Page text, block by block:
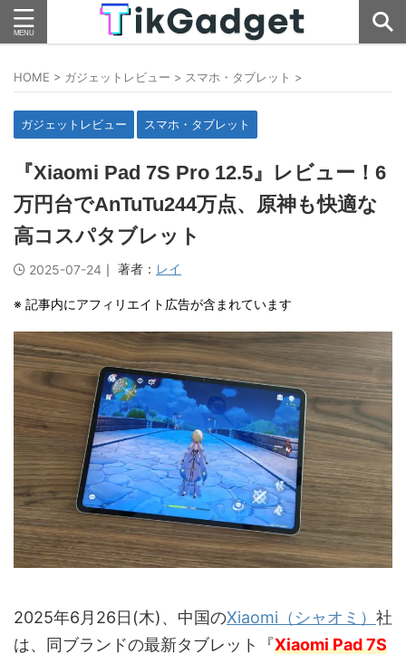
HOME > ガジェットレビュー > スマホ・タブレット >
ガジェットレビュー スマホ・タブレット
『Xiaomi Pad 7S Pro 12.5』レビュー！6
万円台でAnTuTu244万点、原神も快適な
高コスパタブレット
2025-07-24 ｜ 著者： レイ
※ 記事内にアフィリエイト広告が含まれています
2025年6月26日(木)、中国のXiaomi（シャオミ） 社
は、同ブランドの最新タブレット『Xiaomi Pad 7S